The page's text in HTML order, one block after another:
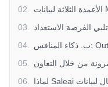
02
03
الفرصة الاستعداد
04
05
من خلال التعاون
06